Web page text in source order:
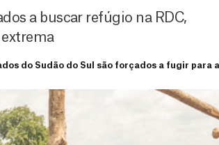
a buscar refúgio na RDC,
do Sudão do Sul são forçados a fugir para